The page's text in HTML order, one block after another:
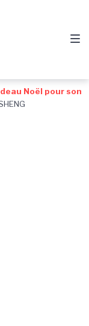
Noël pour son